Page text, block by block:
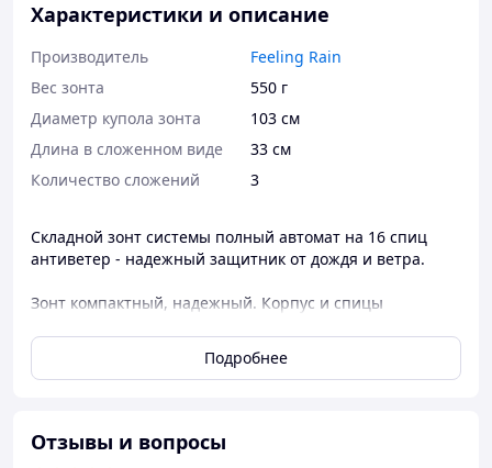
Характеристики и описание
Производитель
Feeling Rain
Вес зонта
550 г
Диаметр купола зонта
103 см
Длина в сложенном виде
33 см
Количество сложений
3
Складной зонт системы полный автомат на 16 спиц
антиветер - надежный защитник от дождя и ветра.
Зонт компактный, надежный. Корпус и спицы
карбон, пластиковое окончание. Купол зонта выполнен
из плотного полиэстера. Специальное покрытие
Характеристики:
Подробнее
Отзывы и вопросы